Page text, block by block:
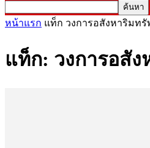
หน้าแรก แท็ก วงการอสังหาริมทรั
แท็ก: วงการอสั